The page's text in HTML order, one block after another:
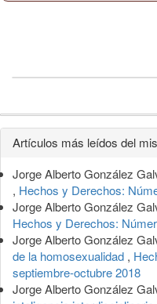
Detalles
del
artículo
Artículos más leídos del
Jorge Alberto González
, Hechos y Derechos:
Jorge Alberto González
Hechos y Derechos:
Jorge Alberto González
de la homosexualidad ,
septiembre-octubre 2018
Jorge Alberto González